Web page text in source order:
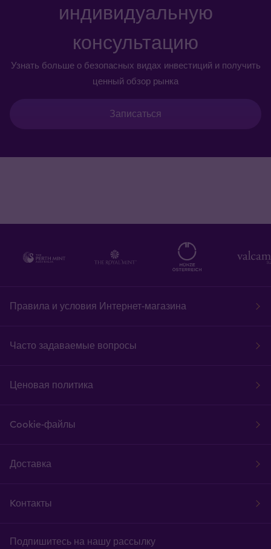
индивидуальную
консультацию
Узнать больше о безопасных видах инвестиций и получить
ценный обзор рынка
Записаться
Правила и условия Интернет-магазина
Часто задаваемые вопросы
Ценовая политика
Cookie-файлы
Доставка
Kонтакты
Подпишитесь на нашу рассылку